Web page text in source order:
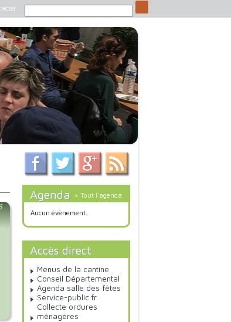
Agenda > Tout l'agenda
Aucun évènement.
Accès direct
Menus de la cantine
Conseil Départemental
Agenda salle des fêtes
Service-public.fr
Collecte ordures
ménagères